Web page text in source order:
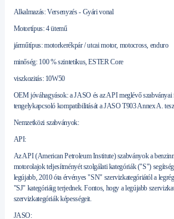
Alkalmazás: Versenyzés - Gyári vonal
Motortípus: 4 ütemű
járműtípus: motorkerékpár / utcai motor, motocross, enduro
minőség: 100 % szintetikus, ESTER Core
viszkozitás: 10W50
OEM jóváhagyások: a JASO és az API meglévő szabványai
tengelykapcsoló kompatibilitását a JASO T903 Annex A.
Nemzetközi szabványok:
API:
Az API (American Petroleum Institute) szabványok a
motorolajok teljesítményét szolgálati kategóriák ("S")
legújabb, 2010 óta érvényes "SN" szervizkategóriától a
"SJ" kategóriáig terjednek. Fontos, hogy a legújabb
szervizkategóriák képességeit.
JASO: